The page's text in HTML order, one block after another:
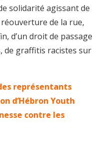
solidarité agissant de
de la rue,
d’un droit de passage
de graffitis racistes sur
représentants
d’Hébron Youth
contre les